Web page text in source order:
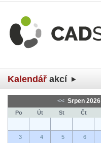
Kalendář akcí
<< Srpen 2026
Po Út St Čt
3 4 5 6